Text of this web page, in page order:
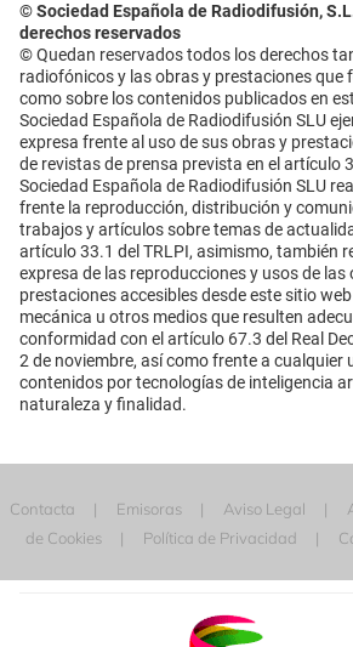
© Sociedad Española de Radiodifusión,
derechos reservados
© Quedan reservados todos los derechos
radiofónicos y las obras y prestaciones que
como sobre los contenidos publicados en
Sociedad Española de Radiodifusión SLU
expresa frente al uso de sus obras y
de revistas de prensa prevista en el artículo
Sociedad Española de Radiodifusión SLU
frente la reproducción, distribución y
trabajos y artículos sobre temas de
artículo 33.1 del TRLPI, asimismo, también
expresa de las reproducciones y usos de
prestaciones accesibles desde este sitio
mecánica u otros medios que resulten
conformidad con el artículo 67.3 del Real
2 de noviembre, así como frente a cualquier
contenidos por tecnologías de inteligencia
naturaleza y finalidad.
Contacta Emisoras Aviso Legal
de Cookies
Política de Privacidad